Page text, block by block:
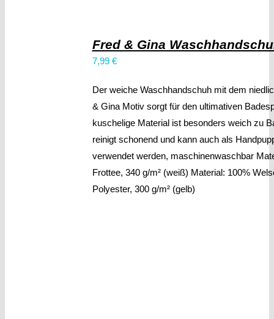
Fred & Gina
7,99 €
Der weiche Waschhandschuh mit dem
& Gina Motiv sorgt für den ultimativen
kuschelige Material ist besonders weich zu
reinigt schonend und kann auch als
verwendet werden, maschinenwaschbar
Frottee, 340 g/m² (weiß) Material: 100%
Polyester, 300 g/m² (gelb)